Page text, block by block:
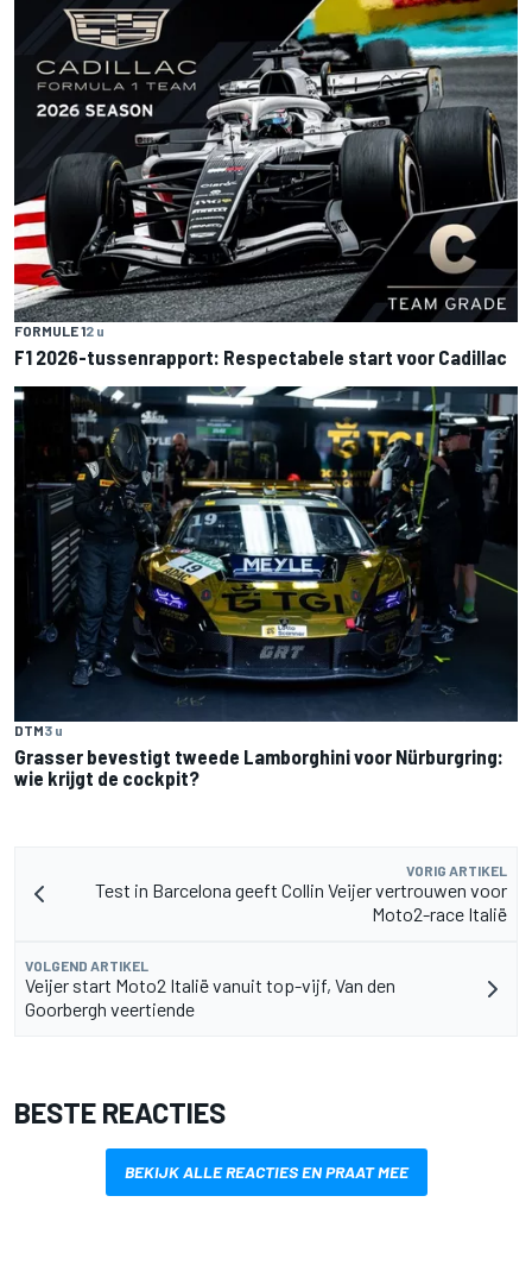
FORMULE 12 u
F1 2026-tussenrapport: Respectabele start voor Cadillac
DTM3 u
Grasser bevestigt tweede Lamborghini voor Nürburgring:
wie krijgt de cockpit?
VORIG ARTIKEL
Test in Barcelona geeft Collin Veijer vertrouwen voor
Moto2-race Italië
VOLGEND ARTIKEL
Veijer start Moto2 Italië vanuit top-vijf, Van den
Goorbergh veertiende
BESTE REACTIES
BEKIJK ALLE REACTIES EN PRAAT MEE